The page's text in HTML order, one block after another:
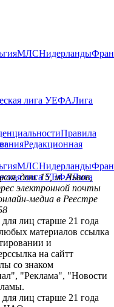
МЛСНидерланды
лига УЕФАЛига
Правила
Редакционная
МЛСНидерланды
лига УЕФАЛига
дом. 15, м. Львов,
электронной почты
медиа в Реестре
лиц старше 21 года
материалов ссылка
и
на сайтт
со знаком
"Реклама", "Новости
лиц старше 21 года